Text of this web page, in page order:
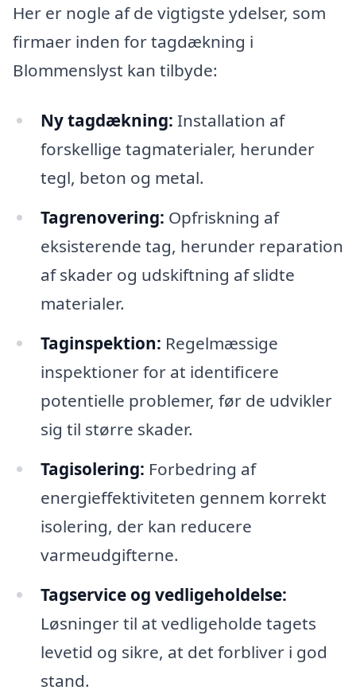
Her er nogle af de vigtigste ydelser, som
firmaer inden for tagdækning i
Blommenslyst kan tilbyde:
Ny tagdækning: Installation af
forskellige tagmaterialer, herunder
tegl, beton og metal.
Tagrenovering: Opfriskning af
eksisterende tag, herunder reparation
af skader og udskiftning af slidte
materialer.
Taginspektion: Regelmæssige
inspektioner for at identificere
potentielle problemer, før de udvikler
sig til større skader.
Tagisolering: Forbedring af
energieffektiviteten gennem korrekt
isolering, der kan reducere
varmeudgifterne.
Tagservice og vedligeholdelse:
Løsninger til at vedligeholde tagets
levetid og sikre, at det forbliver i god
stand.